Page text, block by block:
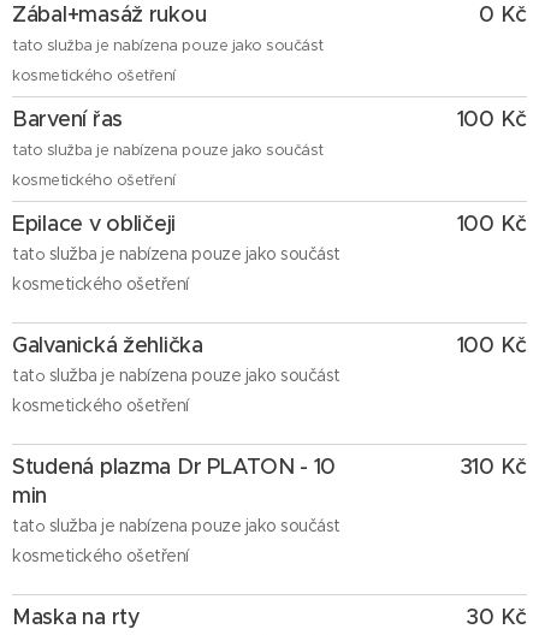
Zábal+masáž rukou
tato služba je nabízena pouze jako součást
kosmetického ošetření
0 Kč
Barvení řas
tato služba je nabízena pouze jako součást
kosmetického ošetření
100 Kč
Epilace v obličeji
tato služba je nabízena pouze jako součást
kosmetického ošetření
100 Kč
Galvanická žehlička
tato služba je nabízena pouze jako součást
kosmetického ošetření
100 Kč
Studená plazma Dr PLATON - 10
min
tato služba je nabízena pouze jako součást
kosmetického ošetření
310 Kč
Maska na rty 30 Kč